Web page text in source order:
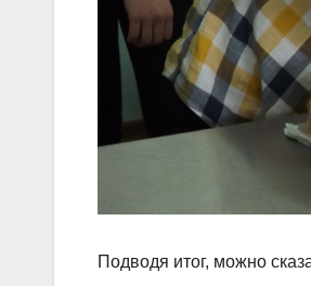
Подводя итог, можно